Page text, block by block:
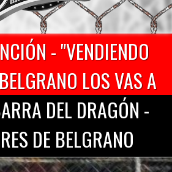
- "VENDIENDO
LOS VAS A
DEL DRAGÓN -
DE BELGRANO